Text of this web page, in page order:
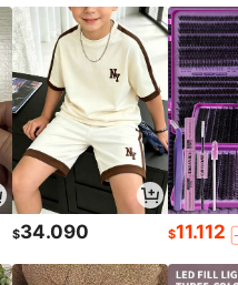
$34.090 $11.112